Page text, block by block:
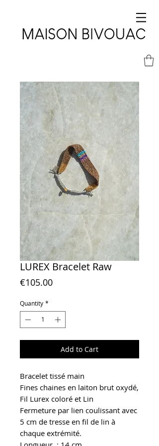
LUREX Bracelet Raw
€105.00Price
Quantity *
Add to Cart
Bracelet tissé main
Fines chaines en laiton brut oxydé,
Fil Lurex coloré et Lin
Fermeture par lien coulissant avec
5 cm de tresse en fil de lin à
chaque extrémité.